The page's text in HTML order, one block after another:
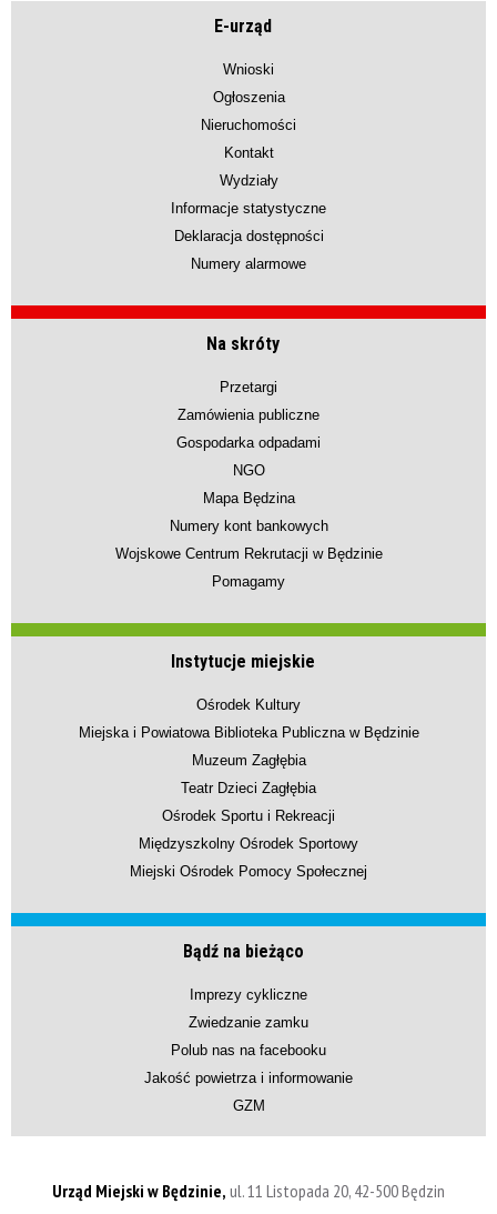
E-urząd
Wnioski
Ogłoszenia
Nieruchomości
Kontakt
Wydziały
Informacje statystyczne
Deklaracja dostępności
Numery alarmowe
Na skróty
Przetargi
Zamówienia publiczne
Gospodarka odpadami
NGO
Mapa Będzina
Numery kont bankowych
Wojskowe Centrum Rekrutacji w Będzinie
Pomagamy
Instytucje miejskie
Ośrodek Kultury
Miejska i Powiatowa Biblioteka Publiczna w Będzinie
Muzeum Zagłębia
Teatr Dzieci Zagłębia
Ośrodek Sportu i Rekreacji
Międzyszkolny Ośrodek Sportowy
Miejski Ośrodek Pomocy Społecznej
Bądź na bieżąco
Imprezy cykliczne
Zwiedzanie zamku
Polub nas na facebooku
Jakość powietrza i informowanie
GZM
Urząd Miejski w Będzinie, ul. 11 Listopada 20, 42-500 Będzin